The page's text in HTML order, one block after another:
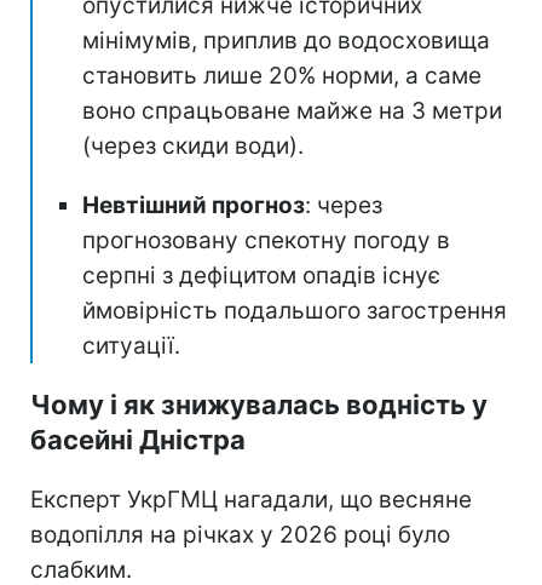
мінімумів, приплив до водосховища
становить лише 20% норми, а саме
воно спрацьоване майже на 3 метри
(через скиди води).
Невтішний прогноз: через
прогнозовану спекотну погоду в
серпні з дефіцитом опадів існує
ймовірність подальшого загострення
ситуації.
Чому і як знижувалась водність у
басейні Дністра
Експерт УкрГМЦ нагадали, що весняне
водопілля на річках у 2026 році було
слабким.